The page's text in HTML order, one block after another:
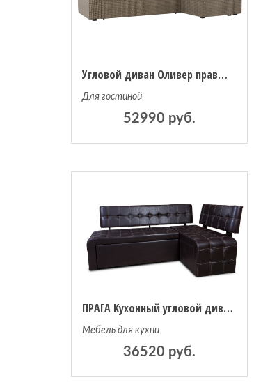
Угловой диван Оливер правый угол, рогожка корфу
Для гостиной
52990 руб.
ПРАГА Кухонный угловой диван со спальным местом
Мебель для кухни
36520 руб.